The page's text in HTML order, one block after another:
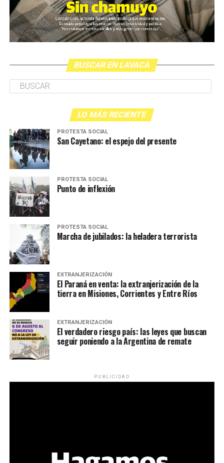
BUSCAR EN LAVACA
LO MÁS RECIENTE
PROTESTA SOCIAL
San Cayetano: el espejo del presente
PROTESTA SOCIAL
Punto de inflexión
PROTESTA SOCIAL
Marcha de jubilados: la heladera terrorista
EXTRANJERIZACIÓN
El Paraná en venta: la extranjerización de la
tierra en Misiones, Corrientes y Entre Ríos
EXTRANJERIZACIÓN
El verdadero riesgo país: las leyes que buscan
seguir poniendo a la Argentina de remate
PUBLICIDAD